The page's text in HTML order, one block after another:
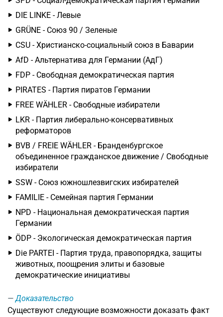
DIE LINKE - Левые
GRÜNE - Союз 90 / Зеленые
CSU - Христианско-социальный союз в Баварии
AfD - Альтернатива для Германии (АдГ)
FDP - Свободная демократическая партия
PIRATES - Партия пиратов Германии
FREE WÄHLER - Свободные избиратели
LKR - Партия либерально-консервативных
реформаторов
BVB / FREIE WÄHLER - Бранденбургское
объединенное гражданское движение / Свободные
избиратели
SSW - Союз южношлезвигских избирателей
FAMILIE - Семейная партия Германии
NPD - Национальная демократическая партия
Германии
ÖDP - Экологическая демократическая партия
Die PARTEI - Партия труда, правопорядка, защиты
животных, поощрения элиты и базовые
демократические инициативы
Доказательство
Существуют следующие возможности доказать факт